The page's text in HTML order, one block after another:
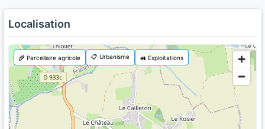
Localisation
🌾 Parcellaire agricole 📋 Urbanisme 🚜 Exploitations